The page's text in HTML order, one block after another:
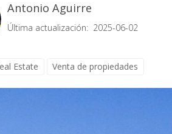
Antonio Aguirre
Última actualización: 2025-06-02
Estate Venta de propiedades